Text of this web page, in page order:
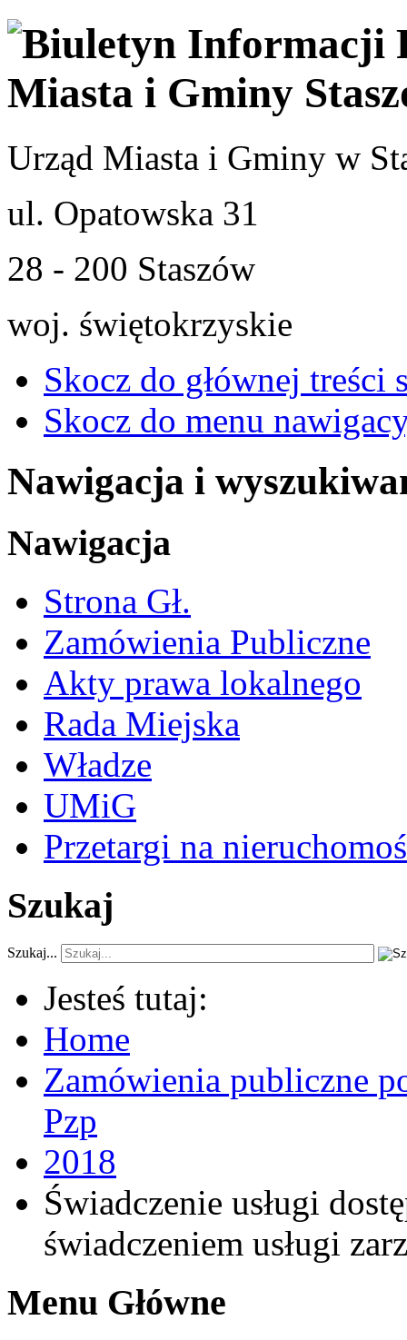
Urząd Miasta i Gminy w
ul. Opatowska 31
28 - 200 Staszów
woj. świętokrzyskie
Skocz do głównej treści
Skocz do menu
Nawigacja i
Nawigacja
Strona Gł.
Zamówienia Publiczne
Akty prawa lokalnego
Rada Miejska
Władze
UMiG
Przetargi na
Szukaj
Szukaj...
Jesteś tutaj:
Home
Zamówienia publiczne
Pzp
2018
Świadczenie usługi
świadczeniem usługi
Menu Główne